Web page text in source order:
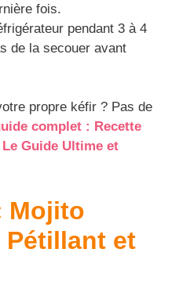
fois.
pendant 3 à 4
de la secouer avant
propre kéfir ? Pas de
complet : Recette
Guide Ultime et
Mojito
Pétillant et